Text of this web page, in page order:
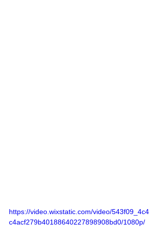
https://video.wixstatic.com/video/543f09_4c4
c4acf279b40188640227898908bd0/1080p/